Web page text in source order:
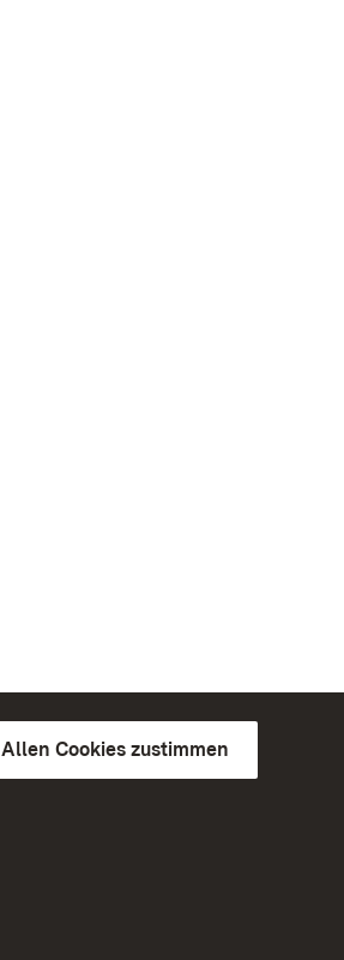
Allen Cookies zustimmen